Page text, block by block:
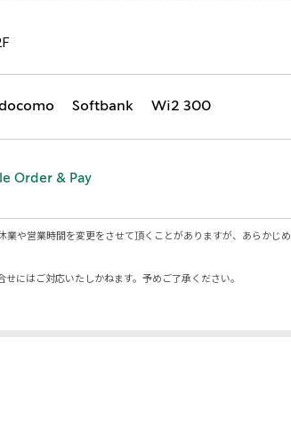
docomo Softbank Wi2 300
Order & Pay
や営業時間を変更をさせて頂くことがありますが、あらかじめ
にはご対応いたしかねます。予めご了承ください。